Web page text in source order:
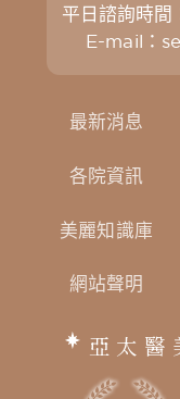
平日諮詢時
E-mail：
最新消息
各院資訊
美麗知識庫
網站聲明
亞太醫